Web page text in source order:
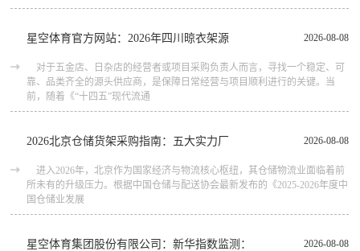
2026-08-08
星空体育官方网站：2026年四川晾衣架源
对于五金店、日杂店的经营者或项目采购负责人而言，寻找一个稳定、可
靠、品类齐全的源头供应商，是保障日常经营与项目顺利进行的关键。当
前，随着《“十四五”现代流通
2026-08-08
2026北京仓储货架采购指南：五大实力厂
进入2026年，北京作为国家经济与物流核心枢纽，其仓储物流业面临着前
所未有的升级压力。根据中国仓储与配送协会最新发布的《2025-2026年度中
国仓储业发展
2026-08-08
星空体育集团股份有限公司：新华指数监测：